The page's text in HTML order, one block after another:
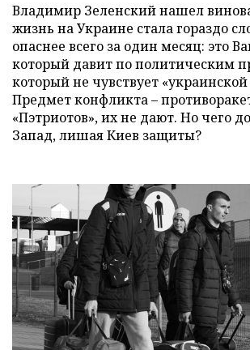
Владимир Зеленский нашел
жизнь на Украине стала гораздо
опаснее всего за один месяц: это
который давит по политическим
который не чувствует «украинской
Предмет конфликта –
«Пэтриотов», их не дают. Но чего
Запад, лишая Киев защиты?